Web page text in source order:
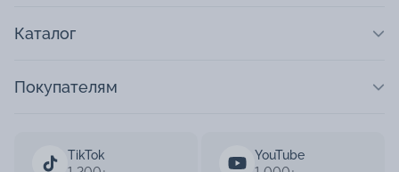
TikTok
YouTube
Каталог
Покупателям